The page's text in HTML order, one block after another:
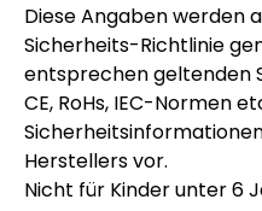
Diese Angaben werden
Sicherheits-Richtlinie
entsprechen geltenden
CE, RoHs, IEC-Normen
Herstellers vor.
Nicht für Kinder unter 6